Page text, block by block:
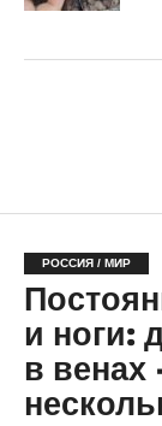
РОССИЯ / МИР
и ноги:
в